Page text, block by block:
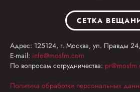
СЕТКА
Адрес: 125124, г. Москва, ул. Правды
E-mail: info@mosfm.com
По вопросам сотрудничества:
Политика обработки персональных